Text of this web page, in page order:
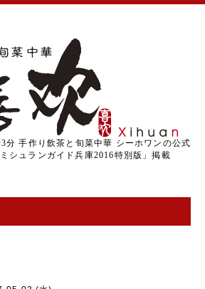
分 手作り飲茶と旬菜中華 シーホワンの公式
シュランガイド兵庫2016特別版」掲載